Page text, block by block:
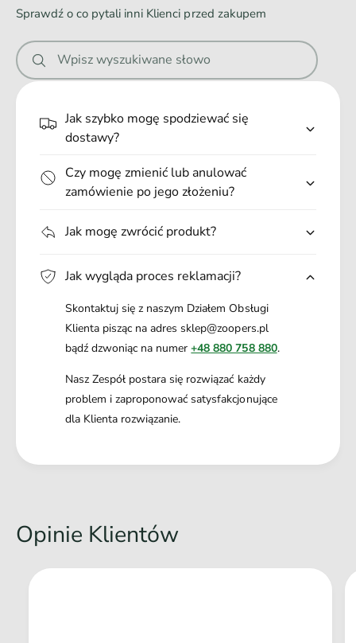
n
z
i
ł
a
e
1
0
ż
o
n
i
a
a
n
1
0
l
i
e
Sprawdź o co pytali inni Klienci przed zakupem
Wpisz wyszukiwane słowo
Jak szybko mogę spodziewać się
dostawy?
Czy mogę zmienić lub anulować
zamówienie po jego złożeniu?
Jak mogę zwrócić produkt?
Jak wygląda proces reklamacji?
Skontaktuj się z naszym Działem Obsługi
Klienta pisząc na adres sklep@zoopers.pl
bądź dzwoniąc na numer+48 880 758 880.
Nasz Zespół postara się rozwiązać każdy
problem i zaproponować satysfakcjonujące
dla Klienta rozwiązanie.
Opinie Klientów